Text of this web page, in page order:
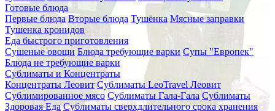
Готовые блюда
Первые блюда Вторые блюда Тушёнка Мясные заправки
Тушенка кронидов
Еда быстрого приготовления
Сушеные овощи Блюда требующие варки Супы "Европек"
Блюда не требующие варки
Сублиматы и Концентраты
Концентраты Леовит Сублиматы LeoTravel Леовит
Сублимированное мясо Сублиматы Гала-Гала Сублиматы
Здоровая Еда Сублиматы сверхдлительного срока хранения